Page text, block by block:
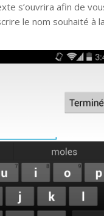
s’ouvrira afin de
le nom souhaité à